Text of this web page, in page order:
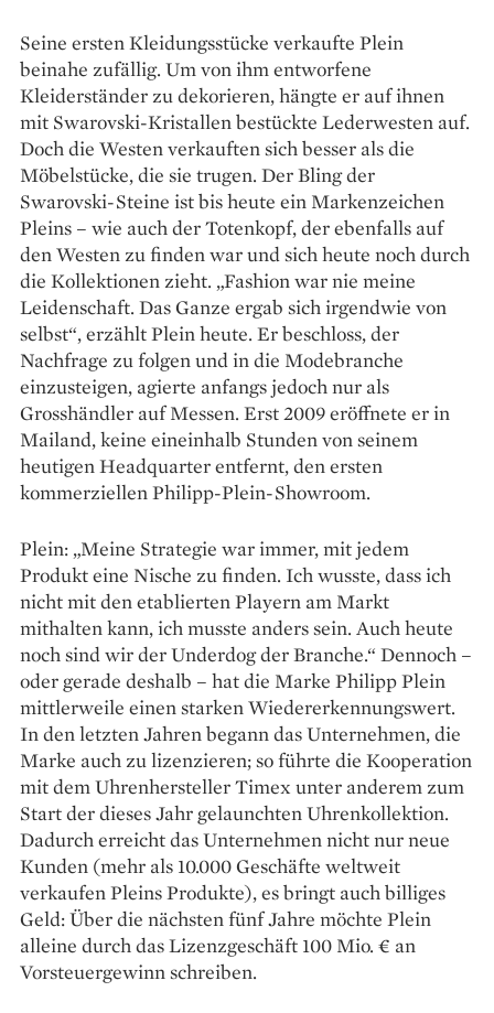
Seine ersten Kleidungsstücke verkaufte Plein
beinahe zufällig. Um von ihm entworfene
Kleiderständer zu dekorieren, hängte er auf ihnen
mit Swarovski-Kristallen bestückte Lederwesten auf.
Doch die Westen verkauften sich besser als die
Möbelstücke, die sie trugen. Der Bling der
Swarovski-Steine ist bis heute ein Markenzeichen
Pleins – wie auch der Totenkopf, der ebenfalls auf
den Westen zu finden war und sich heute noch durch
die Kollektionen zieht. „Fashion war nie meine
Leidenschaft. Das Ganze ergab sich irgendwie von
selbst“, erzählt Plein heute. Er beschloss, der
Nachfrage zu folgen und in die Modebranche
einzusteigen, agierte anfangs jedoch nur als
Grosshändler auf Messen. Erst 2009 eröffnete er in
Mailand, keine eineinhalb Stunden von seinem
heutigen Headquarter entfernt, den ersten
kommerziellen Philipp-Plein-Showroom.
Plein: „Meine Strategie war immer, mit jedem
Produkt eine Nische zu finden. Ich wusste, dass ich
nicht mit den etablierten Playern am Markt
mithalten kann, ich musste anders sein. Auch heute
noch sind wir der Underdog der Branche.“ Dennoch –
oder gerade deshalb – hat die Marke Philipp Plein
mittlerweile einen starken Wiedererkennungswert.
In den letzten Jahren begann das Unternehmen, die
Marke auch zu lizenzieren; so führte die Kooperation
mit dem Uhrenhersteller Timex unter anderem zum
Start der dieses Jahr gelaunchten Uhren­kollektion.
Dadurch erreicht das Unternehmen nicht nur neue
Kunden (mehr als 10.000 Geschäfte weltweit
verkaufen Pleins Produkte), es bringt auch billiges
Geld: Über die nächsten fünf Jahre möchte Plein
alleine durch das Lizenzgeschäft 100 Mio. € an
Vorsteuergewinn schreiben.